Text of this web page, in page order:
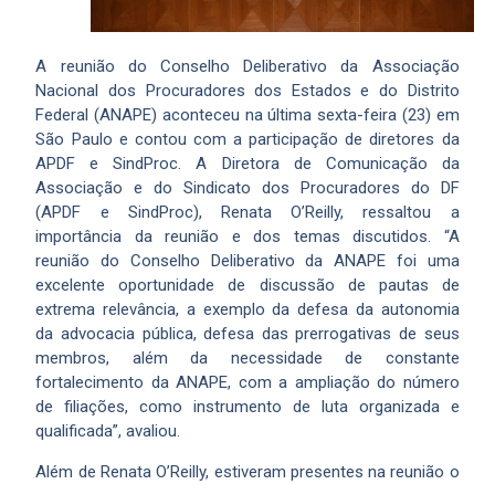
A reunião do Conselho Deliberativo da Associação
Nacional dos Procuradores dos Estados e do Distrito
Federal (ANAPE) aconteceu na última sexta-feira (23) em
São Paulo e contou com a participação de diretores da
APDF e SindProc. A Diretora de Comunicação da
Associação e do Sindicato dos Procuradores do DF
(APDF e SindProc), Renata O’Reilly, ressaltou a
importância da reunião e dos temas discutidos. “A
reunião do Conselho Deliberativo da ANAPE foi uma
excelente oportunidade de discussão de pautas de
extrema relevância, a exemplo da defesa da autonomia
da advocacia pública, defesa das prerrogativas de seus
membros, além da necessidade de constante
fortalecimento da ANAPE, com a ampliação do número
de filiações, como instrumento de luta organizada e
qualificada”, avaliou.
Além de Renata O’Reilly, estiveram presentes na reunião o